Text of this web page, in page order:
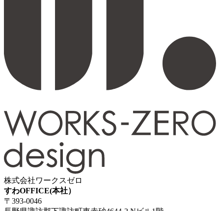
株式会社ワークスゼロ
すわOFFICE(本社）
〒393-0046